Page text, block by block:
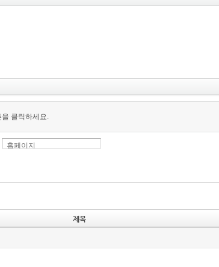
클릭하세요.
홈페이지
제목